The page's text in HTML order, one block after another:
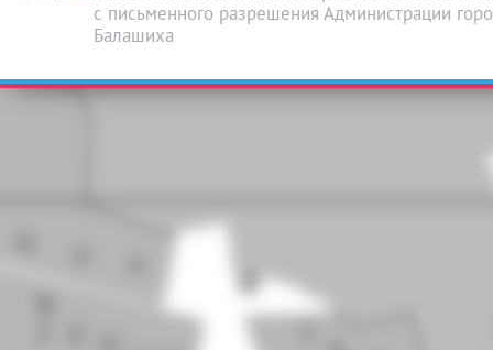
с письменного разрешения Администрации
Балашиха